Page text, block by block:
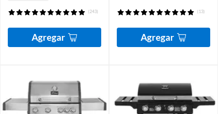
(243)
Agregar
(13)
Agregar